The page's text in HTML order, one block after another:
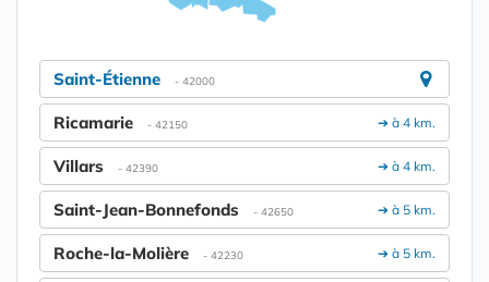
Saint-Étienne - 42000
➔ à 4 km.
Ricamarie - 42150
➔ à 4 km.
Villars - 42390
➔ à 5 km.
Saint-Jean-Bonnefonds - 42650
➔ à 5 km.
Roche-la-Molière - 42230